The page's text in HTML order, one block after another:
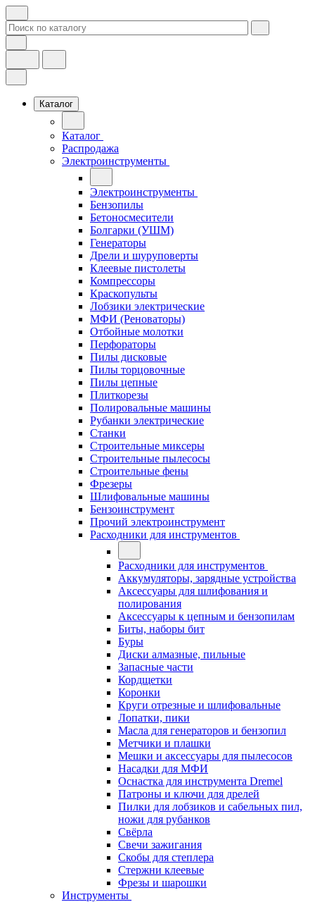
Каталог
Каталог
Распродажа
Электроинструменты
Электроинструменты
Бензопилы
Бетоносмесители
Болгарки (УШМ)
Генераторы
Дрели и шуруповерты
Клеевые пистолеты
Компрессоры
Краскопульты
Лобзики электрические
МФИ (Реноваторы)
Отбойные молотки
Перфораторы
Пилы дисковые
Пилы торцовочные
Пилы цепные
Плиткорезы
Полировальные машины
Рубанки электрические
Станки
Строительные миксеры
Строительные пылесосы
Строительные фены
Фрезеры
Шлифовальные машины
Бензоинструмент
Прочий электроинструмент
Расходники для инструментов
Расходники для инструментов
Аккумуляторы, зарядные устройства
Аксессуары для шлифования и
полирования
Аксессуары к цепным и бензопилам
Биты, наборы бит
Буры
Диски алмазные, пильные
Запасные части
Кордщетки
Коронки
Круги отрезные и шлифовальные
Лопатки, пики
Масла для генераторов и бензопил
Метчики и плашки
Мешки и аксессуары для пылесосов
Насадки для МФИ
Оснастка для инструмента Dremel
Патроны и ключи для дрелей
Пилки для лобзиков и сабельных пил,
ножи для рубанков
Свёрла
Свечи зажигания
Скобы для степлера
Стержни клеевые
Фрезы и шарошки
Инструменты